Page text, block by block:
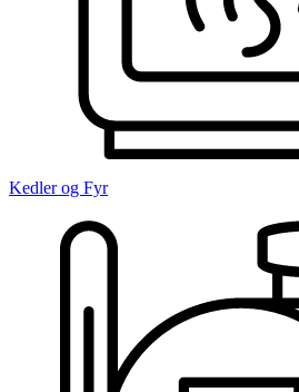
Kedler og Fyr